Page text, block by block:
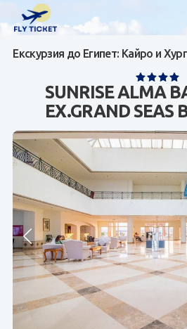
Почивки от Варна
Екзотика
Почивки от София/
Самолетни билети
Визи
Контакти
За нас
ЗАПИТВАНЕ
Екскурзия до Египет: Кайро и
SUNRISE ALMA
EX.GRAND SEAS